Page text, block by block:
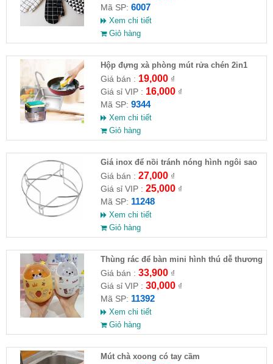
Mã SP: 6007
Xem chi tiết
Giỏ hàng
Hộp đựng xà phòng mút rửa chén 2in1
14x10.5x10cm
Giá bán : 19,000₫
Giá sỉ VIP : 16,000₫
Mã SP: 9344
Xem chi tiết
Giỏ hàng
Giá inox để nồi tránh nóng hình ngôi sao
Giá bán : 27,000₫
Giá sỉ VIP : 25,000₫
Mã SP: 11248
Xem chi tiết
Giỏ hàng
Thùng rác để bàn mini hình thú dễ thương
Giá bán : 33,900₫
Giá sỉ VIP : 30,000₫
Mã SP: 11392
Xem chi tiết
Giỏ hàng
Mút chà xoong có tay cầm